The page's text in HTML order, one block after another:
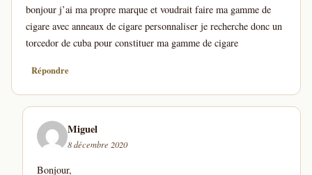
bonjour j’ai ma propre marque et voudrait faire ma gamme de
cigare avec anneaux de cigare personnaliser je recherche donc un
torcedor de cuba pour constituer ma gamme de cigare
Répondre
Miguel
8 décembre 2020
Bonjour,